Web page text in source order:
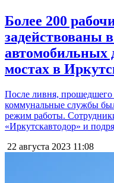
Более 200
задействованы
автомобильных
мостах в
После ливня,
коммунальные службы
режим работы.
«Иркутскавтодор» и
22 августа 2023 11:08